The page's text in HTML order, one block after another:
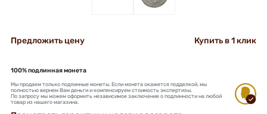
Предложить цену Купить в 1 клик
100% подлинная монета
Мы продаем только подлинные монеты. Если монета окажется подделкой, мы
полностью вернем Вам деньги и компенсируем стоимость экспертизы.
По запросу мы можем оформить независимое заключение о подлинности на любой
товар из нашего магазина.